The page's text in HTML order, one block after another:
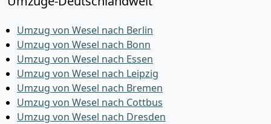
Umzug von Wesel nach Berlin
Umzug von Wesel nach Bonn
Umzug von Wesel nach Essen
Umzug von Wesel nach Leipzig
Umzug von Wesel nach Bremen
Umzug von Wesel nach Cottbus
Umzug von Wesel nach Dresden